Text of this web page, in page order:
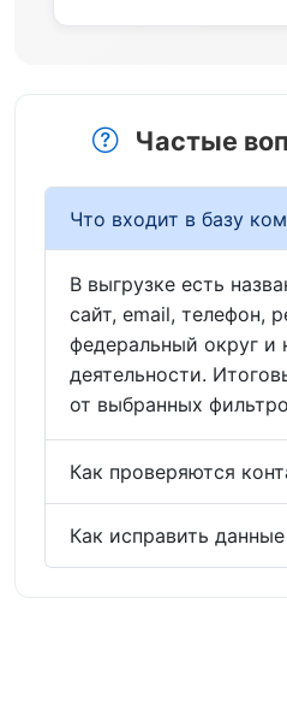
Частые
Что входит в базу
В выгрузке есть
сайт, email, телефон,
федеральный округ и
деятельности.
от выбранных
Как проверяются
Как исправить